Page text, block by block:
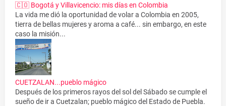
🇨🇴 Bogotá y Villavicencio: mis días en Colombia
La vida me dió la oportunidad de volar a Colombia en 2005,
tierra de bellas mujeres y aroma a café... sin embargo, en este
caso la misión...
CUETZALAN...pueblo mágico
Después de los primeros rayos del sol del Sábado se cumple el
sueño de ir a Cuetzalan; pueblo mágico del Estado de Puebla.